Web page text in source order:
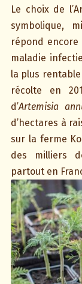
Le choix de
symbolique,
répond encore
maladie
la plus
récolte en
d’Artemisia
d’hectares à
sur la ferme
des milliers
partout en